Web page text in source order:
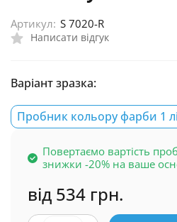
Написати відгук
Артикул: S 7020-R
Варіант зразка:
Пробник кольору фарби 1
Повертаємо вартість
знижки -20% на ваше
від 534 грн.